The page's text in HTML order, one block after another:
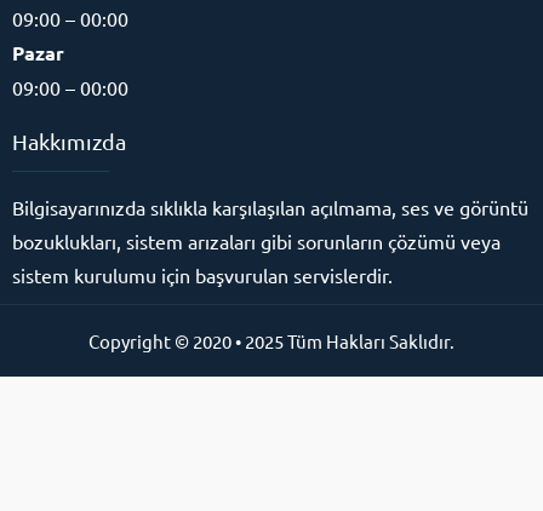
09:00 – 00:00
Pazar
09:00 – 00:00
Hakkımızda
Bilgisayarınızda sıklıkla karşılaşılan açılmama, ses ve görüntü
bozuklukları, sistem arızaları gibi sorunların çözümü veya
sistem kurulumu için başvurulan servislerdir.
Copyright © 2020 • 2025 Tüm Hakları Saklıdır.